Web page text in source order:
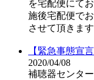
を宅配便にて
施後宅配便で
させて頂きま
【緊急事態宣
2020/04/08
補聴器センタ